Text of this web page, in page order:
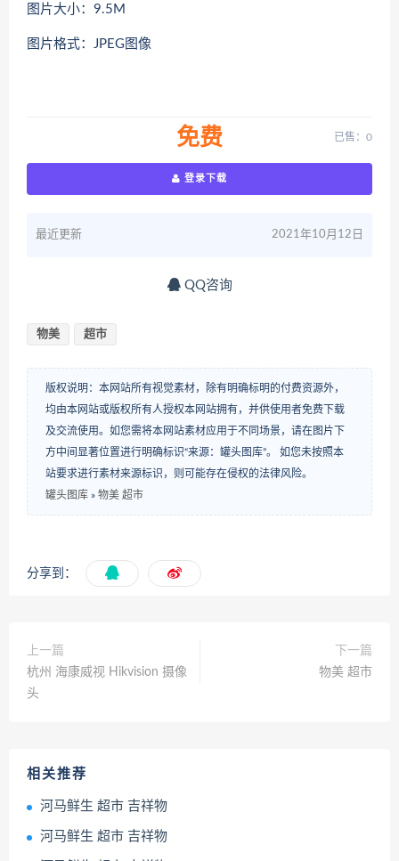
图片大小：9.5M
图片格式：JPEG图像
免费 已售：0
登录下载
最近更新 2021年10月12日
QQ咨询
物美 超市
版权说明：本网站所有视觉素材，除有明确标明的付费资源外，
均由本网站或版权所有人授权本网站拥有，并供使用者免费下载
及交流使用。如您需将本网站素材应用于不同场景，请在图片下
方中间显著位置进行明确标识“来源：罐头图库”。 如您未按照本
站要求进行素材来源标识，则可能存在侵权的法律风险。
罐头图库 » 物美 超市
分享到：
上一篇
杭州 海康威视 Hikvision 摄像
头
下一篇
物美 超市
相关推荐
河马鲜生 超市 吉祥物
河马鲜生 超市 吉祥物